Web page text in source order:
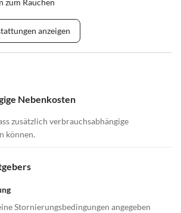
zum Rauchen
anzeigen
Nebenkosten
zusätzlich verbrauchsabhängige
können.
Stornierungsbedingungen angegeben